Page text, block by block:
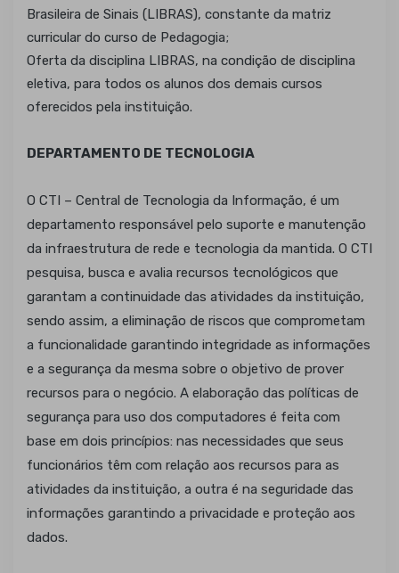
Brasileira de Sinais (LIBRAS), constante da matriz
curricular do curso de Pedagogia;
Oferta da disciplina LIBRAS, na condição de disciplina
eletiva, para todos os alunos dos demais cursos
oferecidos pela instituição.
DEPARTAMENTO DE TECNOLOGIA
O CTI – Central de Tecnologia da Informação, é um
departamento responsável pelo suporte e manutenção
da infraestrutura de rede e tecnologia da mantida. O CTI
pesquisa, busca e avalia recursos tecnológicos que
garantam a continuidade das atividades da instituição,
sendo assim, a eliminação de riscos que comprometam
a funcionalidade garantindo integridade as informações
e a segurança da mesma sobre o objetivo de prover
recursos para o negócio. A elaboração das políticas de
segurança para uso dos computadores é feita com
base em dois princípios: nas necessidades que seus
funcionários têm com relação aos recursos para as
atividades da instituição, a outra é na seguridade das
informações garantindo a privacidade e proteção aos
dados.